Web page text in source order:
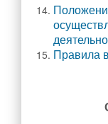
Школьный
Школьные
Медиацентр#217
Правила